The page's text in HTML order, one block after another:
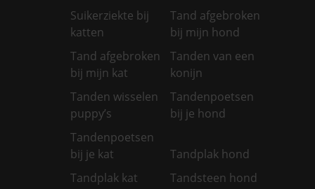
Suikerziekte bij
katten
Tand afgebroken
bij mijn hond
Tand afgebroken
bij mijn kat
Tanden van een
konijn
Tanden wisselen
puppy’s
Tandenpoetsen
bij je hond
Tandenpoetsen
bij je kat
Tandplak hond
Tandplak kat
Tandsteen hond